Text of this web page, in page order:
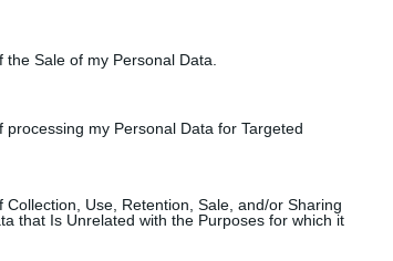
Sale of my Personal Data.
processing my Personal Data for Targeted
Collection, Use, Retention, Sale, and/or Sharing
that Is Unrelated with the Purposes for which it
Airways poursuit le rajeunissement de
de nouvelle génération (Airbus
sur les lignes européennes
notamment lors de salons comme
et en émissions de CO₂ de ces
et doit rejoindre Star Alliance au cours
progressivement SkyTeam. Cette
des accords de partage de